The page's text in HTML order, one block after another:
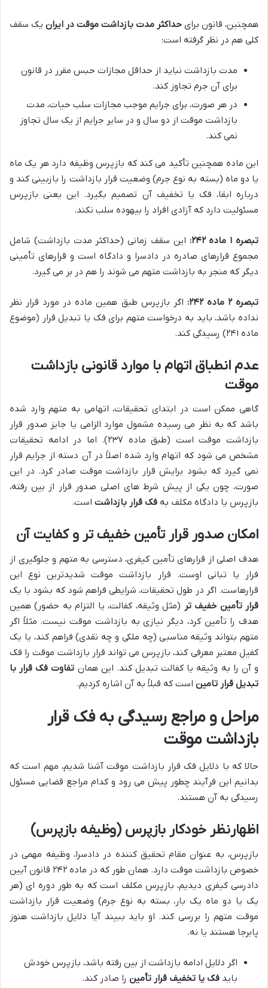
همچنین، قانون برای حداکثر مدت بازداشت موقت در ایران یک سقف
کلی هم در نظر گرفته است:
مدت بازداشت نباید از حداقل مجازات حبس مقرر در قانون
برای آن جرم تجاوز کند.
در هر صورت، برای جرایم موجب مجازات سلب حیات، مدت
بازداشت موقت از دو سال و در سایر جرایم از یک سال تجاوز
نمی کند.
این ماده همچنین تأکید می کند که بازپرس وظیفه دارد هر یک ماه
یا دو ماه (بسته به نوع جرم) وضعیت قرار بازداشت را بازبینی کند و
درباره ابقا، فک یا تخفیف آن تصمیم بگیرد. این یعنی بازپرس
مسئولیت دارد که آزادی افراد را بیهوده سلب نکند.
تبصره ۱ ماده ۲۴۲:
این سقف زمانی (حداکثر مدت بازداشت) شامل
مجموع قرارهای صادره در دادسرا و دادگاه است و قرارهای تأمینی
دیگر که منجر به بازداشت متهم می شوند را هم در بر می گیرد.
تبصره ۲ ماده ۲۴۲:
اگر بازپرس طبق همین ماده در مورد قرار نظر
نداده باشد، باید به درخواست متهم برای فک یا تبدیل قرار (موضوع
ماده ۲۴۱) رسیدگی کند.
عدم انطباق اتهام با موارد قانونی بازداشت
موقت
گاهی ممکن است در ابتدای تحقیقات، اتهامی به متهم وارد شده
باشد که به نظر می رسیده مشمول موارد الزامی یا جایز صدور قرار
بازداشت موقت است (طبق ماده ۲۳۷). اما در ادامه تحقیقات
مشخص می شود که اتهام وارد شده اصلاً در آن دسته از جرایم قرار
نمی گیرد که بشود برایش قرار بازداشت موقت صادر کرد. در این
صورت، چون یکی از پیش شرط های اصلی صدور قرار از بین رفته،
بازپرس یا دادگاه مکلف به فک قرار بازداشت است.
امکان صدور قرار تأمین خفیف تر و کفایت آن
هدف اصلی از قرارهای تأمین کیفری، دسترسی به متهم و جلوگیری از
فرار یا تبانی اوست. قرار بازداشت موقت شدیدترین نوع این
قرارهاست. اگر در طول تحقیقات، شرایطی فراهم شود که بشود با یک
قرار تأمین خفیف تر (مثل وثیقه، کفالت، یا التزام به حضور) همین
هدف را تأمین کرد، دیگر نیازی به بازداشت موقت نیست. مثلاً اگر
متهم بتواند وثیقه مناسبی (چه ملکی و چه نقدی) فراهم کند، یا یک
کفیل معتبر معرفی کند، بازپرس می تواند قرار بازداشت موقت را فک
و آن را به وثیقه یا کفالت تبدیل کند. این همان تفاوت فک قرار با
تبدیل قرار تامین است که قبلاً به آن اشاره کردیم.
مراحل و مراجع رسیدگی به فک قرار
بازداشت موقت
حالا که با دلایل فک قرار بازداشت موقت آشنا شدیم، مهم است که
بدانیم این فرآیند چطور پیش می رود و کدام مراجع قضایی مسئول
رسیدگی به آن هستند.
اظهارنظر خودکار بازپرس (وظیفه بازپرس)
بازپرس، به عنوان مقام تحقیق کننده در دادسرا، وظیفه مهمی در
خصوص بازداشت موقت دارد. همان طور که در ماده ۲۴۲ قانون آیین
دادرسی کیفری دیدیم، بازپرس مکلف است که به طور دوره ای (هر
یک یا دو ماه یک بار، بسته به نوع جرم) وضعیت قرار بازداشت
موقت متهم را بررسی کند. او باید ببیند آیا دلایل بازداشت هنوز
پابرجا هستند یا نه.
اگر دلایل ادامه بازداشت از بین رفته باشد، بازپرس خودش
باید فک یا تخفیف قرار تأمین را صادر کند.